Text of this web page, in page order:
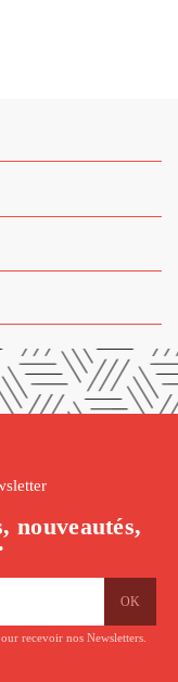
nouveautés,
recevoir nos Newsletters.